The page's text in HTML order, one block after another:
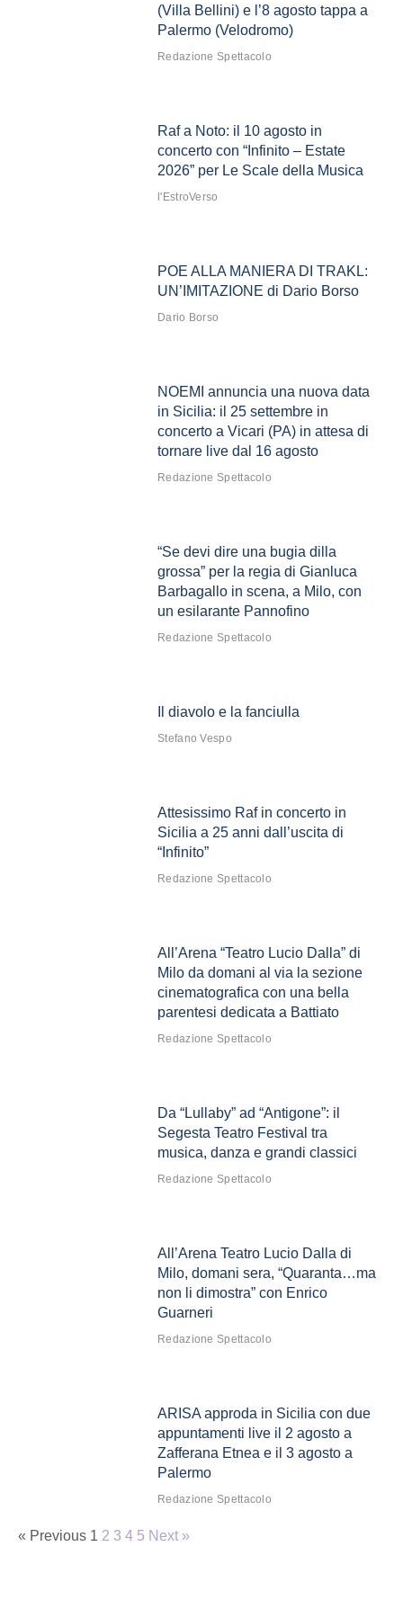
(Villa Bellini) e l’8 agosto tappa a
Palermo (Velodromo)
Redazione Spettacolo
Raf a Noto: il 10 agosto in
concerto con “Infinito – Estate
2026” per Le Scale della Musica
l'EstroVerso
POE ALLA MANIERA DI TRAKL:
UN’IMITAZIONE di Dario Borso
Dario Borso
NOEMI annuncia una nuova data
in Sicilia: il 25 settembre in
concerto a Vicari (PA) in attesa di
tornare live dal 16 agosto
Redazione Spettacolo
“Se devi dire una bugia dilla
grossa” per la regia di Gianluca
Barbagallo in scena, a Milo, con
un esilarante Pannofino
Redazione Spettacolo
Il diavolo e la fanciulla
Stefano Vespo
Attesissimo Raf in concerto in
Sicilia a 25 anni dall’uscita di
“Infinito”
Redazione Spettacolo
All’Arena “Teatro Lucio Dalla” di
Milo da domani al via la sezione
cinematografica con una bella
parentesi dedicata a Battiato
Redazione Spettacolo
Da “Lullaby” ad “Antigone”: il
Segesta Teatro Festival tra
musica, danza e grandi classici
Redazione Spettacolo
All’Arena Teatro Lucio Dalla di
Milo, domani sera, “Quaranta…ma
non li dimostra” con Enrico
Guarneri
Redazione Spettacolo
ARISA approda in Sicilia con due
appuntamenti live il 2 agosto a
Zafferana Etnea e il 3 agosto a
Palermo
Redazione Spettacolo
« Previous 1 2 3 4 5 Next »